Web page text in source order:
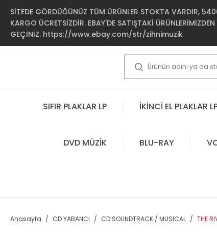
SİTEDE GÖRDÜĞÜNÜZ TÜM ÜRÜNLER STOKTA VARDIR,
KARGO ÜCRETSİZDİR. EBAY'DE SATIŞTAKİ
GEÇİNİZ. https://www.ebay.com/str/zihnimuzik
SIFIR PLAKLAR LP İKİNCİ EL PLAKLAR
DVD MÜZİK BLU-RAY
Anasayfa CD YABANCI CD SOUNDTRACK / MUSICAL THE